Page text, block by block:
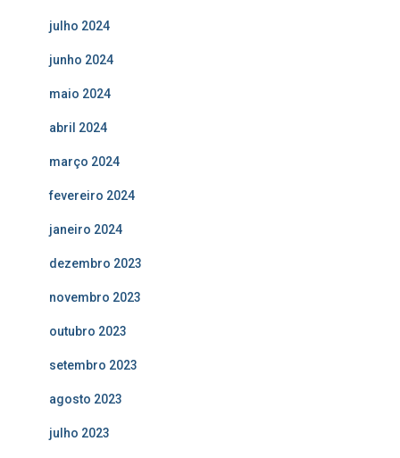
julho 2024
junho 2024
maio 2024
abril 2024
março 2024
fevereiro 2024
janeiro 2024
dezembro 2023
novembro 2023
outubro 2023
setembro 2023
agosto 2023
julho 2023